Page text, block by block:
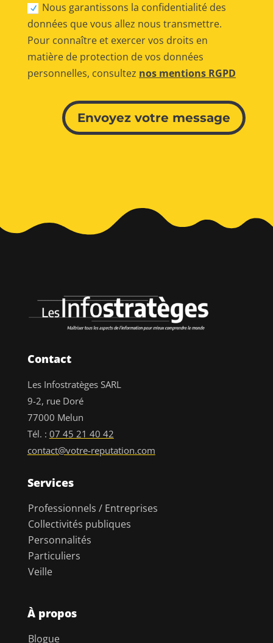
Nous garantissons la confidentialité des
données que vous allez nous transmettre.
Pour connaître et exercer vos droits en
matière de protection de vos données
personnelles, consultez nos mentions RGPD
Envoyez votre message
Contact
Les Infostratèges SARL
9-2, rue Doré
77000 Melun
Tél. : 07 45 21 40 42
contact@votre-reputation.com
Services
Professionnels / Entreprises
Collectivités publiques
Personnalités
Particuliers
Veille
À propos
Blogue